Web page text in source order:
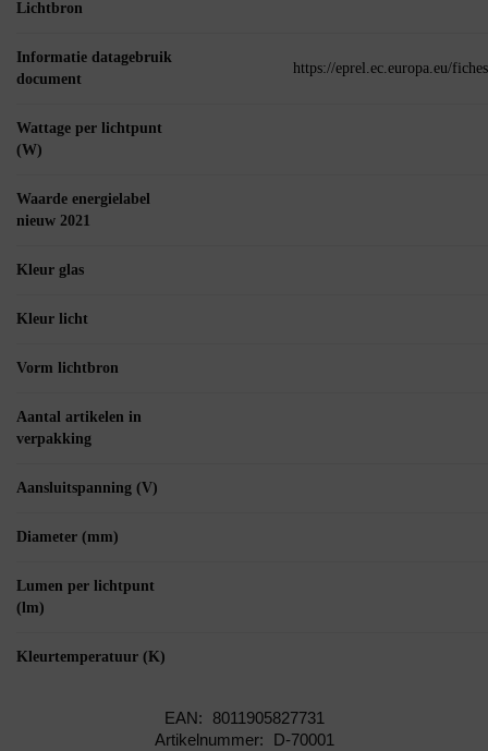
Lichtbron
Informatie datagebruik
document
https://eprel.ec.europa.eu/
Wattage per lichtpunt
(W)
Waarde energielabel
nieuw 2021
Kleur glas
Kleur licht
Vorm lichtbron
Aantal artikelen in
verpakking
Aansluitspanning (V)
Diameter (mm)
Lumen per lichtpunt
(lm)
Kleurtemperatuur (K)
EAN:
8011905827731
Artikelnummer:
D-70001